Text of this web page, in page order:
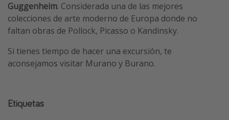
Guggenheim. Considerada una de las mejores
colecciones de arte moderno de Europa donde no
faltan obras de Pollock, Picasso o Kandinsky.
Si tienes tiempo de hacer una excursión, te
aconsejamos visitar Murano y Burano.
Etiquetas